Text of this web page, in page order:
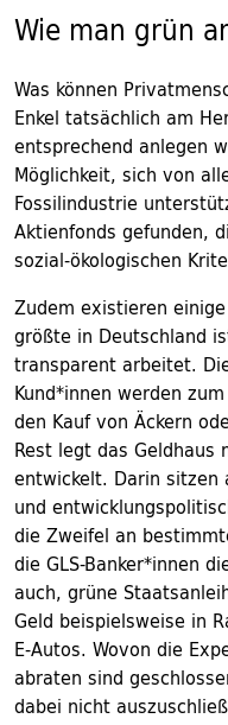
Wie man grün
Was können
Enkel tatsächlich am
entsprechend anlegen
Möglichkeit, sich von
Fossilindustrie
Aktienfonds gefunden,
sozial-ökologischen
Zudem existieren
größte in Deutschland
transparent arbeitet.
Kund*innen werden
den Kauf von Äckern
Rest legt das
entwickelt. Darin
und
die Zweifel an
die GLS-Banker*innen
auch, grüne
Geld beispielsweise in
E-Autos. Wovon die
abraten sind
dabei nicht